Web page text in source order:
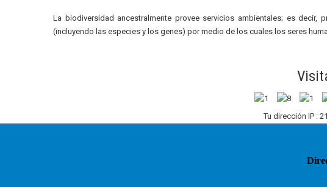
La biodiversidad ancestralmente provee servicios ambientales; es
(incluyendo las especies y los genes) por medio de los cuales los seres
Tu dirección IP :